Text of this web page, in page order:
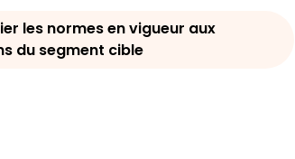
les normes en vigueur aux
du segment cible